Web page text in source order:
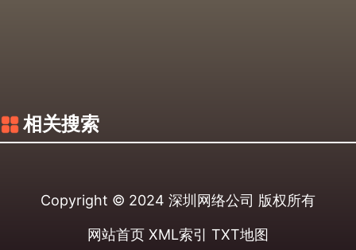
相关搜索
Copyright © 2024 深圳网络公司 版权所有
网站首页 XML索引 TXT地图